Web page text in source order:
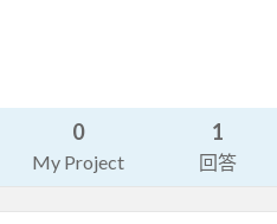
0
My Project
1
回答